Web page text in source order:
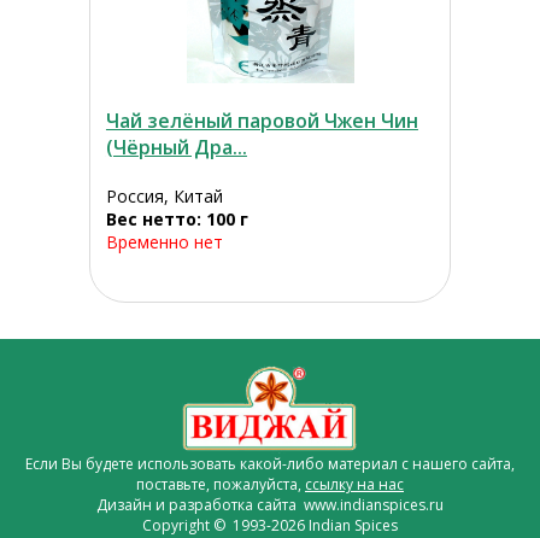
Чай зелёный паровой Чжен Чин
(Чёрный Дра...
Россия, Китай
Вес нетто: 100 г
Временно нет
Если Вы будете использовать какой-либо материал с нашего сайта,
поставьте, пожалуйста, ссылку на нас
Дизайн и разработка сайта www.indianspices.ru
Copyright © 1993-2026 Indian Spices